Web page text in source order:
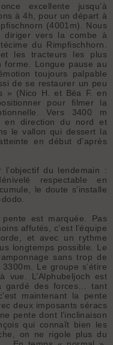
excellente jusqu’à
à 4h, pour un départ à
(4001m). Nous
diriger vers la combe à
du Rimpfischhorn.
les tracteurs les plus
Longue pause au
toujours palpable
de se restaurer un peu
» (Nico H. et Béa F. en
pour filmer la
Vers 3400 m
en direction du nord et
le vallon qui dessert la
en début d’après
l’objectif du lendemain :
respectable en
le doute s’installe
est marquée. Pas
affutés, c’est l’équipe
et avec un rythme
longtemps possible. Le
sans trop de
Le groupe s’étire
L’Alphubeljoch est
gardé des forces… tant
maintenant la pente
deux imposants séracs
pente dont l’inclinaison
qui connaît bien les
on ne rigole plus du